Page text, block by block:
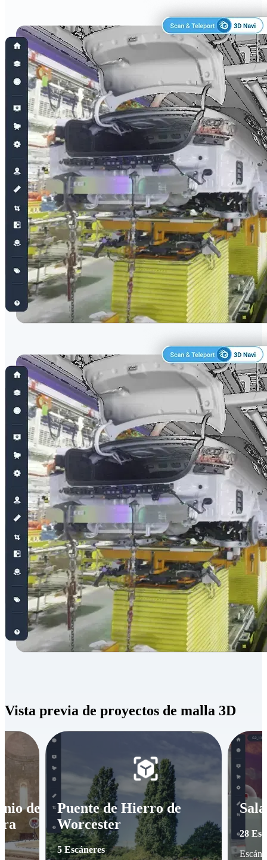
Vista previa de proyectos de malla 3D
del
Puente de Hierro de
Worcester
5 Escáneres
28